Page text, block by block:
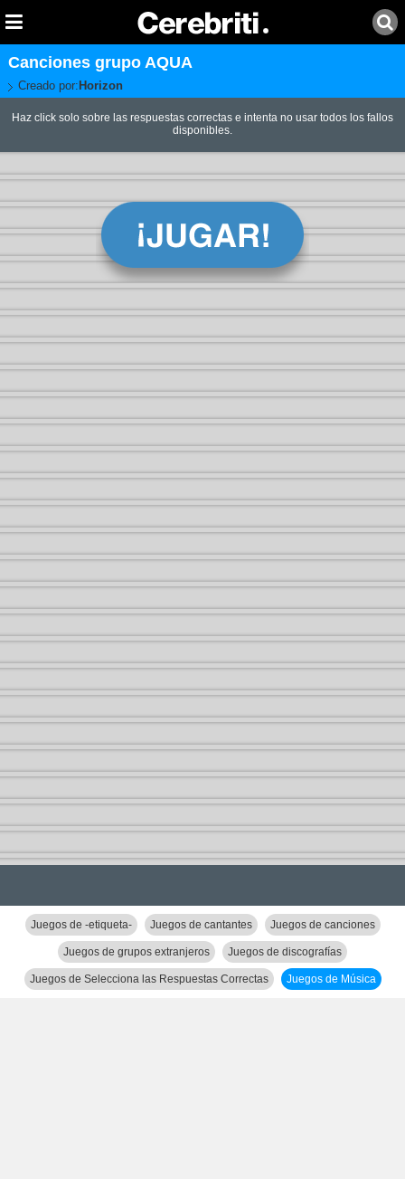
Canciones grupo AQUA
Creado por: Horizon
Haz click solo sobre las respuestas correctas e intenta no usar todos los fallos
disponibles.
Juegos de -etiqueta- Juegos de cantantes Juegos de canciones
Juegos de grupos extranjeros Juegos de discografías
Juegos de Selecciona las Respuestas Correctas Juegos de Música